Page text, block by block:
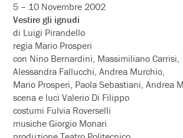
5 – 10 Novembre 2002
Vestire gli ignudi
di Luigi Pirandello
regia Mario Prosperi
con Nino Bernardini, Massimiliano Carrisi,
Alessandra Fallucchi, Andrea Murchio,
Mario Prosperi, Paola Sebastiani, Andrea
scena e luci Valerio Di Filippo
costumi Fulvia Roverselli
musiche Giorgio Monari